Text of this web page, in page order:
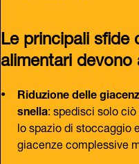
Le principali sfide
alimentari
Riduzione delle
snella: spedisci solo
lo spazio di stoccaggio
giacenze complessive